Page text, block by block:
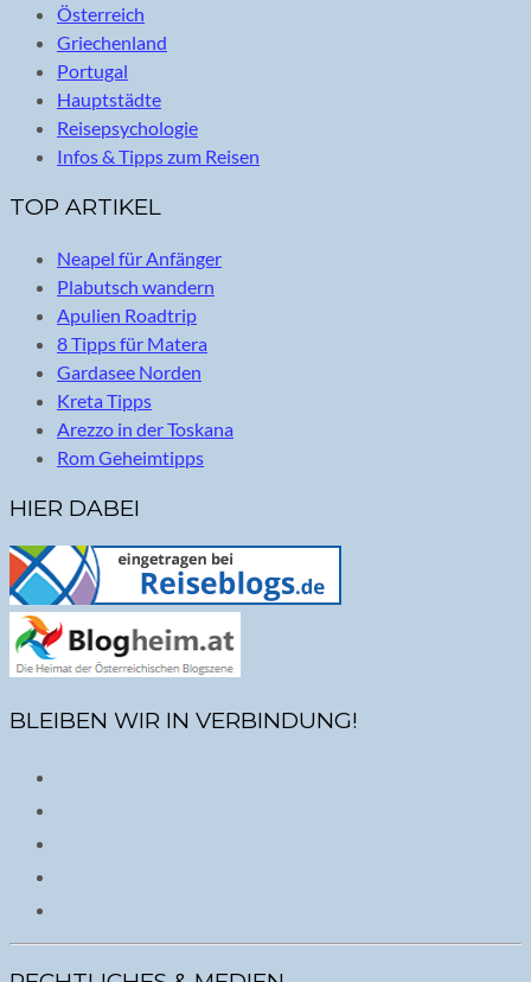
Österreich
Griechenland
Portugal
Hauptstädte
Reisepsychologie
Infos & Tipps zum Reisen
TOP ARTIKEL
Neapel für Anfänger
Plabutsch wandern
Apulien Roadtrip
8 Tipps für Matera
Gardasee Norden
Kreta Tipps
Arezzo in der Toskana
Rom Geheimtipps
HIER DABEI
BLEIBEN WIR IN VERBINDUNG!